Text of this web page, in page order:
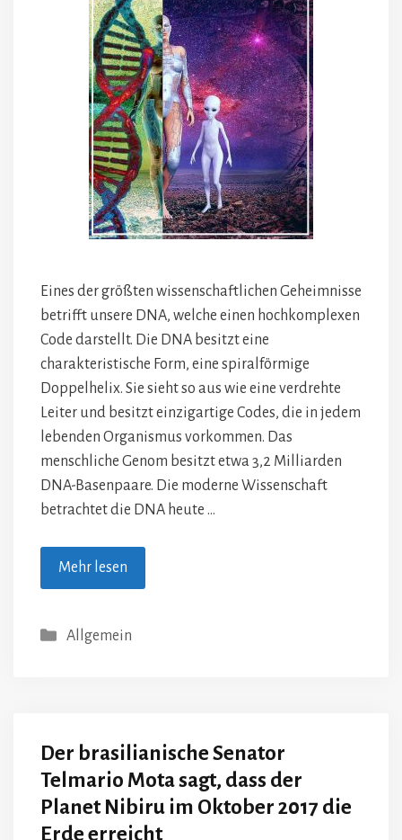
Eines der größten wissenschaftlichen Geheimnisse
betrifft unsere DNA, welche einen hochkomplexen
Code darstellt. Die DNA besitzt eine
charakteristische Form, eine spiralförmige
Doppelhelix. Sie sieht so aus wie eine verdrehte
Leiter und besitzt einzigartige Codes, die in jedem
lebenden Organismus vorkommen. Das
menschliche Genom besitzt etwa 3,2 Milliarden
DNA-Basenpaare. Die moderne Wissenschaft
betrachtet die DNA heute …
Mehr lesen
Kategorien
Allgemein
Der brasilianische Senator
Telmario Mota sagt, dass der
Planet Nibiru im Oktober 2017 die
Erde erreicht